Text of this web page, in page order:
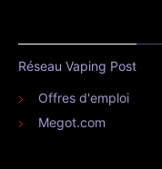
Réseau Vaping Post
Offres d'emploi
Megot.com